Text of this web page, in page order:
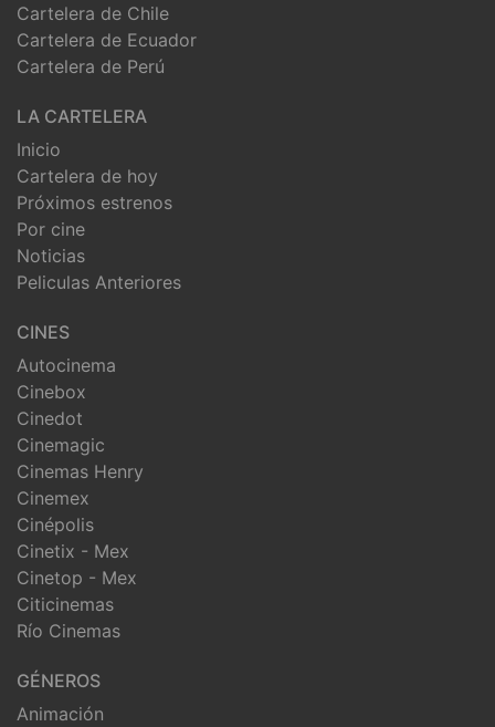
Cartelera de Chile
Cartelera de Ecuador
Cartelera de Perú
LA CARTELERA
Inicio
Cartelera de hoy
Próximos estrenos
Por cine
Noticias
Peliculas Anteriores
CINES
Autocinema
Cinebox
Cinedot
Cinemagic
Cinemas Henry
Cinemex
Cinépolis
Cinetix - Mex
Cinetop - Mex
Citicinemas
Río Cinemas
GÉNEROS
Animación